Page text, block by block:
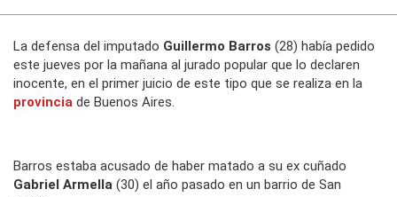
La defensa del imputado Guillermo Barros (28) había pedido
este jueves por la mañana al jurado popular que lo declaren
inocente, en el primer juicio de este tipo que se realiza en la
provincia de Buenos Aires.
Barros estaba acusado de haber matado a su ex cuñado
Gabriel Armella (30) el año pasado en un barrio de San